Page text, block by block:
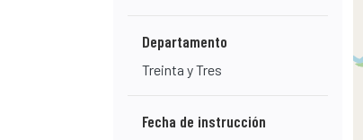
Departamento
Treinta y Tres
Fecha de instrucción